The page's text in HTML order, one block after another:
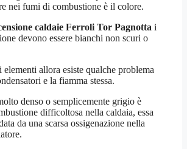
nei fumi di combustione è il colore.
caldaie Ferroli Tor Pagnotta i
devono essere bianchi non scuri o
elementi allora esiste qualche problema
e la fiamma stessa.
denso o semplicemente grigio è
difficoltosa nella caldaia, essa
da una scarsa ossigenazione nella